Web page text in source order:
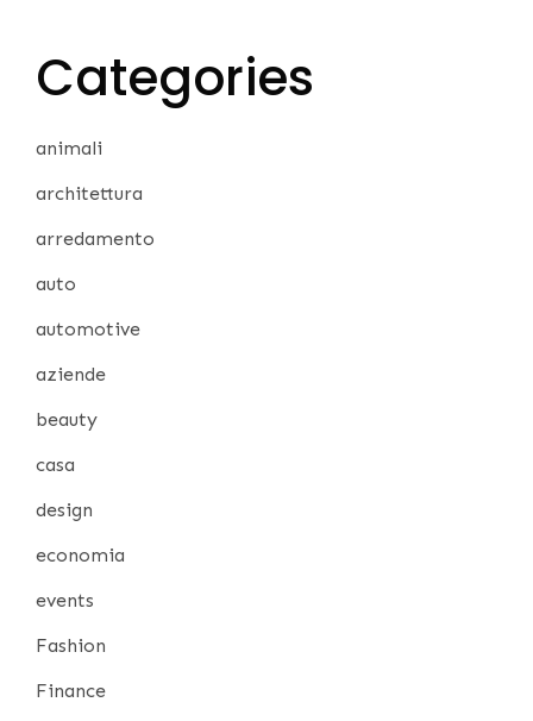
Categories
animali
architettura
arredamento
auto
automotive
aziende
beauty
casa
design
economia
events
Fashion
Finance